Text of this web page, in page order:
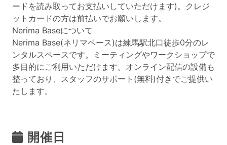
ードを読み取ってお支払いしていただけます)。クレジ
ットカードの方は前払いでお願いします。
Nerima Baseについて
Nerima Base(ネリマベース)は練馬駅北口徒歩0分のレ
ンタルスペースです。ミーティングやワークショップで
多目的にご利用いただけます。オンライン配信の設備も
整っており、スタッフのサポート(無料)付きでご提供い
たします。
開催日